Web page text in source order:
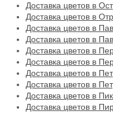
Доставка цветов в
Доставка цветов в
Доставка цветов в
Доставка цветов в
Доставка цветов в
Доставка цветов в
Доставка цветов в
Доставка цветов в
Доставка цветов в
Доставка цветов в